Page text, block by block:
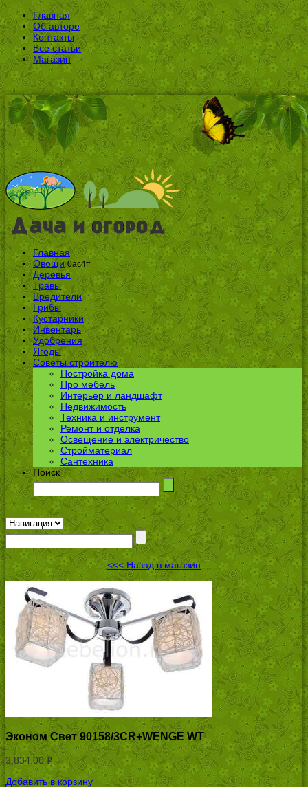
Главная
Об авторе
Контакты
Все статьи
Магазин
Главная
Овощи 0ac4ff
Деревья
Травы
Вредители
Грибы
Кустарники
Инвентарь
Удобрения
Ягоды
Советы строителю
Постройка дома
Про мебель
Интерьер и ландшафт
Недвижимость
Техника и инструмент
Ремонт и отделка
Освещение и электричество
Стройматериал
Сантехника
Поиск →
<<< Назад в магазин
Эконом Свет 90158/3CR+WENGE WT
3,834.00Р
УБ.
Добавить в корзину